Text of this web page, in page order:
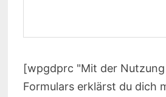
[wpgdprc "Mit der Nutzung
Formulars erklärst du dich